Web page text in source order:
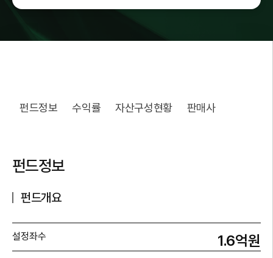
펀드정보 수익률 자산구성현황 판매사
펀드정보
펀드개요
설정좌수 1.6억원